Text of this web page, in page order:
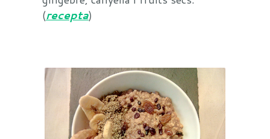
(recepta)